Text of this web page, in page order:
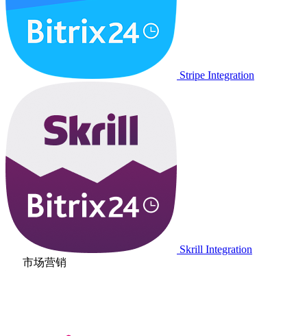
Stripe Integration
Skrill Integration
市场营销